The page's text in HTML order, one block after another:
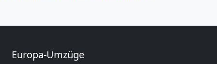
Europa-Umzüge